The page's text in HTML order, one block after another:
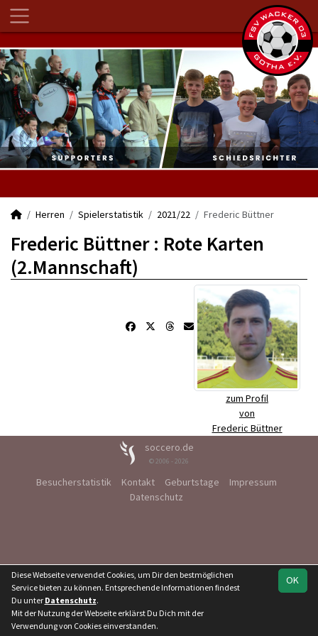
Herren Spielerstatistik 2021/22 Frederic Büttner
Frederic Büttner : Rote Karten
(2.Mannschaft)
zum Profil
von
Frederic Büttner
soccero.de
© 2006 - 2026
Besucherstatistik Kontakt Geburtstage
Impressum
Datenschutz
OK
Diese Webseite verwendet Cookies, um Dir den bestmöglichen
Service bieten zu können. Entsprechende Informationen findest
Du unter Datenschutz.
Mit der Nutzung der Webseite erklärst Du Dich mit der
Verwendung von Cookies einverstanden.